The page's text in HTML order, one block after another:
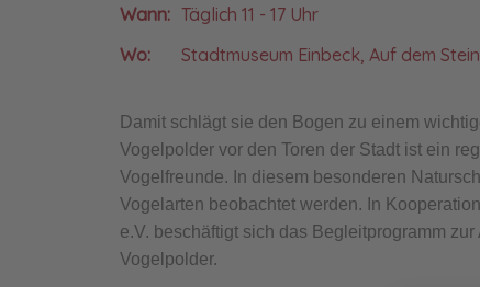
Wann: Täglich 11 - 17 Uhr
Wo:
Stadtmuseum Einbeck, Auf dem
Damit schlägt sie den Bogen zu einem
Vogelpolder vor den Toren der Stadt ist ein
Vogelfreunde. In diesem besonderen
Vogelarten beobachtet werden. In
e.V. beschäftigt sich das Begleitprogramm
Vogelpolder.